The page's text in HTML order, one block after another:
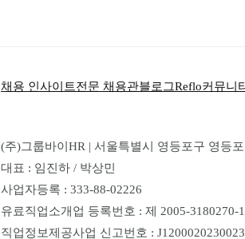
채용 인사이트전문 채용관블로그Reflo커뮤니
(주)그룹바이HR | 서울특별시 영등포구 영등
대표 : 임진하 / 박상민
사업자등록 : 333-88-02226
유료직업소개업 등록번호 : 제 2005-3180270-
직업정보제공사업 신고번호 : J1200020230023